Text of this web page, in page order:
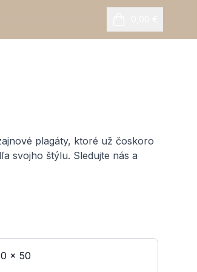
plagáty, ktoré už čoskoro
svojho štýlu. Sledujte nás a
x 50